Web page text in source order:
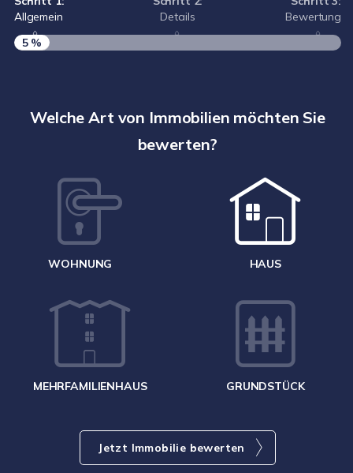
Allgemein
Details
Bewertung
5 %
Welche Art von Immobilien möchten Sie
bewerten?
WOHNUNG HAUS
MEHRFAMILIENHAUS GRUNDSTÜCK
Jetzt Immobilie bewerten